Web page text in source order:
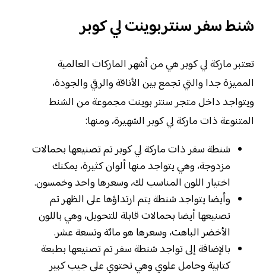
شنط سفر سنتربوينت لي كوبر
تعتبر ماركة لي كوبر هي من أشهر الماركات العالمية
المميزة جدا والتي تجمع بين الأناقة والرقي والجودة،
ويتواجد داخل متجر سنتر بوينت مجموعة من الشنط
المتنوعة ذات ماركة لي كوبر الشهيرة، ومنها:
شنطة سفر ذات ماركة لي كوبر تم تصنيعها بحمالات
مزدوجة، وهي يتواجد منها ألوان كثيرة، يمكنك
اختيار اللون المناسب لك، وسعرها واحد وخمسون.
وأيضا يتواجد شنطة يتم ارتداؤها على الظهر تم
تصنيعها أيضا بحمالات قابلة للتحويل، وهي باللون
الأخضر الباهت، وسعرها هو مائة وتسعة عشر.
بالإضافة إلى تواجد شنطة سفر تم تصنيعها بطبعة
كتابية وحامل علوي وهي تحتوي على جيب كبير